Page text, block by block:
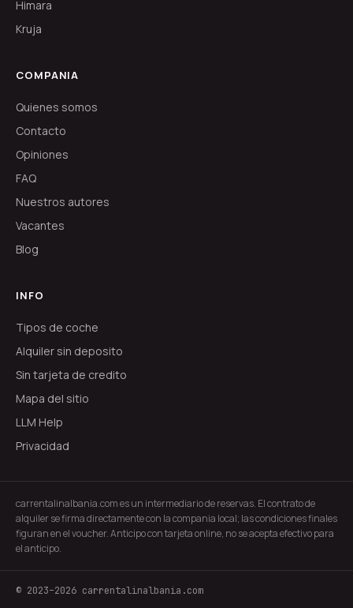
Himara
Kruja
COMPANIA
Quienes somos
Contacto
Opiniones
FAQ
Nuestros autores
Vacantes
Blog
INFO
Tipos de coche
Alquiler sin deposito
Sin tarjeta de credito
Mapa del sitio
LLM Help
Privacidad
carrentalinalbania.com es un intermediario de reservas. El contrato de
alquiler se firma directamente con la compania local; las condiciones finales
figuran en el voucher. Anticipo con tarjeta online, no se acepta efectivo para
el anticipo.
© 2023–2026 carrentalinalbania.com